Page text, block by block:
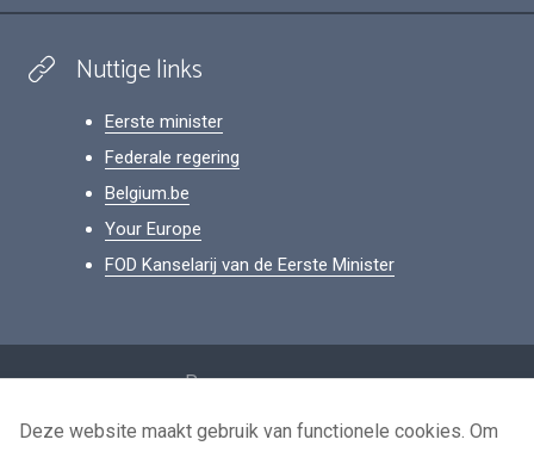
Nuttige links
Eerste minister
Federale regering
Belgium.be
Your Europe
FOD Kanselarij van de Eerste Minister
Persoonsgegevens
Voorwaarden voor het hergebruik
Deze website maakt gebruik van functionele cookies. Om